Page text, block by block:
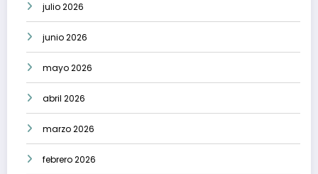
julio 2026
junio 2026
mayo 2026
abril 2026
marzo 2026
febrero 2026